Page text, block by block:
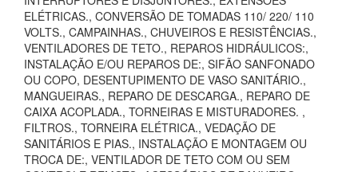
ELÉTRICAS., CONVERSÃO DE TOMADAS 110/ 220/ 110
VOLTS., CAMPAINHAS., CHUVEIROS E RESISTÊNCIAS.,
VENTILADORES DE TETO., REPAROS HIDRÁULICOS:,
INSTALAÇÃO E/OU REPAROS DE:, SIFÃO SANFONADO
OU COPO, DESENTUPIMENTO DE VASO SANITÁRIO.,
MANGUEIRAS., REPARO DE DESCARGA., REPARO DE
CAIXA ACOPLADA., TORNEIRAS E MISTURADORES. ,
FILTROS., TORNEIRA ELÉTRICA., VEDAÇÃO DE
SANITÁRIOS E PIAS., INSTALAÇÃO E MONTAGEM OU
TROCA DE:, VENTILADOR DE TETO COM OU SEM